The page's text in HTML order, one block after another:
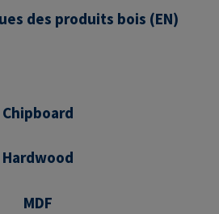
des produits bois (EN)
Chipboard
Hardwood
MDF